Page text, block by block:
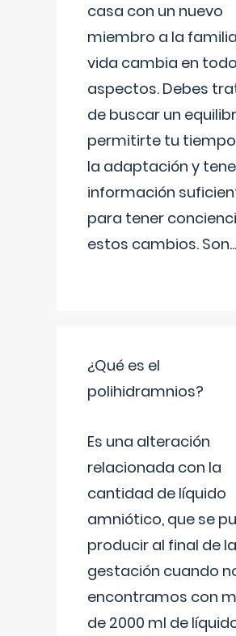
casa con un nuevo
miembro a la
vida cambia en
aspectos. Debes
de buscar un
permitirte tu
la adaptación y
información
para tener
estos cambios. Son...
¿Qué es el
polihidramnios?
Es una alteración
relacionada con la
cantidad de líquido
amniótico, que se
producir al final de la
gestación cuando
encontramos con
de 2000 ml de